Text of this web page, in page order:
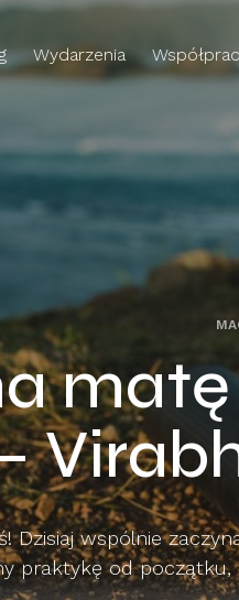
Wydarzenia
matę
Dzisiaj wspólnie
praktykę od początku,